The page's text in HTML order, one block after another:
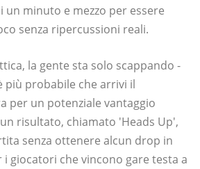
un minuto e mezzo per essere
senza ripercussioni reali.
la gente sta solo scappando -
più probabile che arrivi il
per un potenziale vantaggio
risultato, chiamato 'Heads Up',
senza ottenere alcun drop in
i giocatori che vincono gare testa a